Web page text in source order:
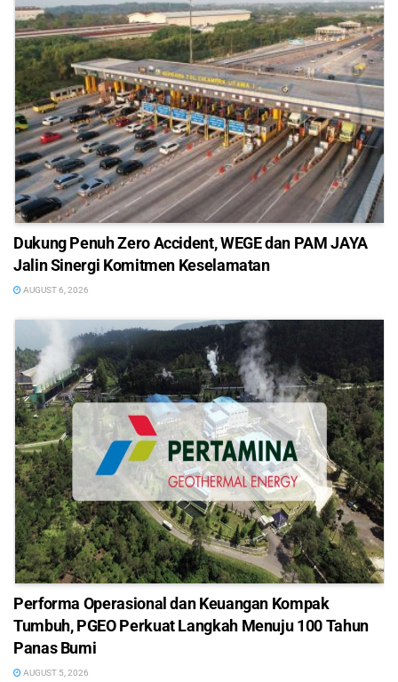
Dukung Penuh Zero Accident, WEGE dan PAM JAYA
Jalin Sinergi Komitmen Keselamatan
AUGUST 6, 2026
Performa Operasional dan Keuangan Kompak
Tumbuh, PGEO Perkuat Langkah Menuju 100 Tahun
Panas Bumi
AUGUST 5, 2026